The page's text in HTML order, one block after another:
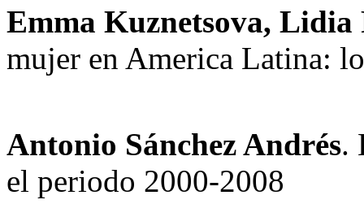
Emma Kuznetsova, Lidia
mujer en America Latina:
Antonio Sánchez Andrés.
el periodo 2000-2008